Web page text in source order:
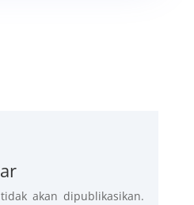
akan dipublikasikan.